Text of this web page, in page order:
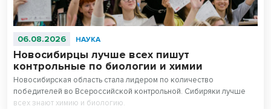
06.08.2026 НАУКА
Новосибирцы лучше всех пишут
контрольные по биологии и химии
Новосибирская область стала лидером по количество
победителей во Всероссийской контрольной. Сибиряки лучше
всех знают химию и биологию.